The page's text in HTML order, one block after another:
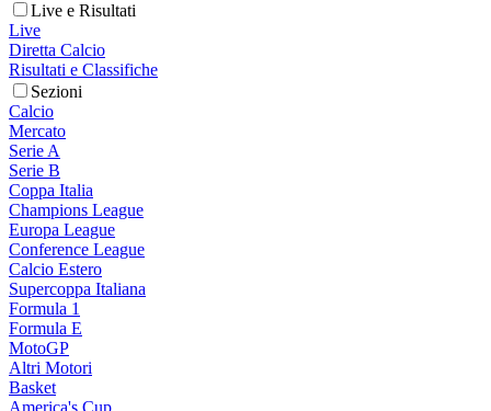
Live e Risultati
Live
Diretta Calcio
Risultati e Classifiche
Sezioni
Calcio
Mercato
Serie A
Serie B
Coppa Italia
Champions League
Europa League
Conference League
Calcio Estero
Supercoppa Italiana
Formula 1
Formula E
MotoGP
Altri Motori
Basket